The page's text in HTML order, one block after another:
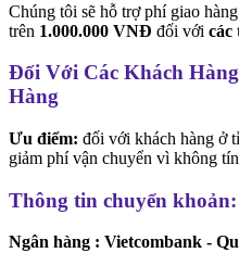
Chúng tôi sẽ hỗ trợ phí giao hàng
trên 1.000.000 VNĐ đối với các
Đối Với Các Khách
Hàng
Ưu điểm: đối với khách hàng ở
giảm phí vận chuyển vì không
Thông tin chuyển khoản:
Ngân hàng : Vietcombank -